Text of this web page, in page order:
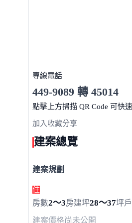
專線電話
449-9089 轉 45014
服務時間 10:00～19:00
點擊上方掃描 QR Code 可快
加入收藏分享
建案總覽
建案規劃
住
房數2～3房建坪28～37坪
建案價格尚未公開